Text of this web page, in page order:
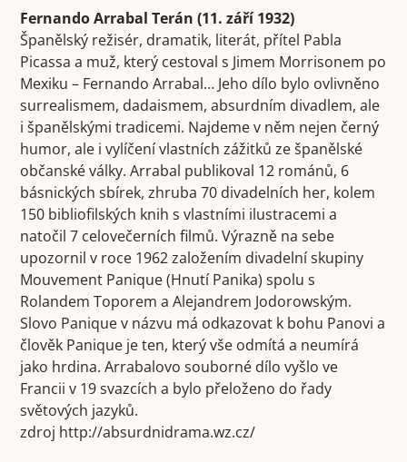
Fernando Arrabal Terán (11. září 1932)
Španělský režisér, dramatik, literát, přítel Pabla
Picassa a muž, který cestoval s Jimem Morrisonem po
Mexiku – Fernando Arrabal… Jeho dílo bylo ovlivněno
surrealismem, dadaismem, absurdním divadlem, ale
i španělskými tradicemi. Najdeme v něm nejen černý
humor, ale i vylíčení vlastních zážitků ze španělské
občanské války. Arrabal publikoval 12 románů, 6
básnických sbírek, zhruba 70 divadelních her, kolem
150 bibliofilských knih s vlastními ilustracemi a
natočil 7 celovečerních filmů. Výrazně na sebe
upozornil v roce 1962 založením divadelní skupiny
Mouvement Panique (Hnutí Panika) spolu s
Rolandem Toporem a Alejandrem Jodorowským.
Slovo Panique v názvu má odkazovat k bohu Panovi a
člověk Panique je ten, který vše odmítá a neumírá
jako hrdina. Arrabalovo souborné dílo vyšlo ve
Francii v 19 svazcích a bylo přeloženo do řady
světových jazyků.
zdroj http://absurdnidrama.wz.cz/